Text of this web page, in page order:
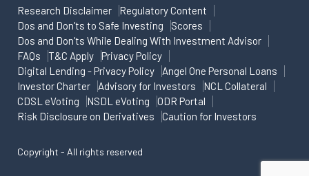
Research Disclaimer
Regulatory Content
Dos and Don'ts to Safe Investing
Scores
Dos and Don'ts While Dealing With Investment Advisor
FAQs
T&C Apply
Privacy Policy
Digital Lending - Privacy Policy
Angel One Personal Loans
Investor Charter
Advisory for Investors
NCL Collateral
CDSL eVoting
NSDL eVoting
ODR Portal
Risk Disclosure on Derivatives
Caution for Investors
Copyright - All rights reserved